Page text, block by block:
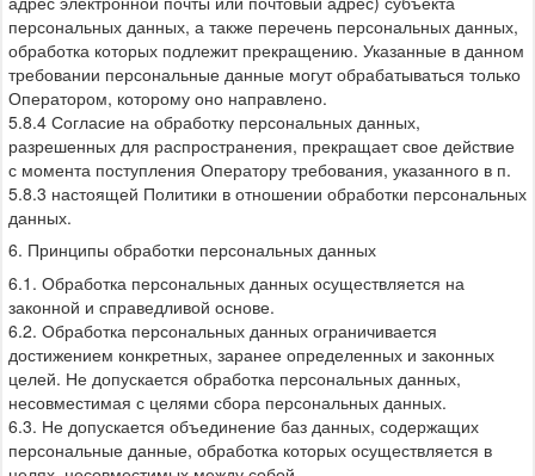
персональных данных, а также перечень персональных данных,
обработка которых подлежит прекращению. Указанные в данном
требовании персональные данные могут обрабатываться только
Оператором, которому оно направлено.
5.8.4 Согласие на обработку персональных данных,
разрешенных для распространения, прекращает свое действие
с момента поступления Оператору требования, указанного в п.
5.8.3 настоящей Политики в отношении обработки персональных
данных.
6. Принципы обработки персональных данных
6.1. Обработка персональных данных осуществляется на
законной и справедливой основе.
6.2. Обработка персональных данных ограничивается
достижением конкретных, заранее определенных и законных
целей. Не допускается обработка персональных данных,
несовместимая с целями сбора персональных данных.
6.3. Не допускается объединение баз данных, содержащих
персональные данные, обработка которых осуществляется в